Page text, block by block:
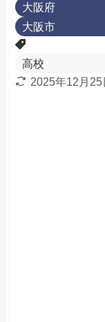
大阪府
大阪市
高校
2025年12月25